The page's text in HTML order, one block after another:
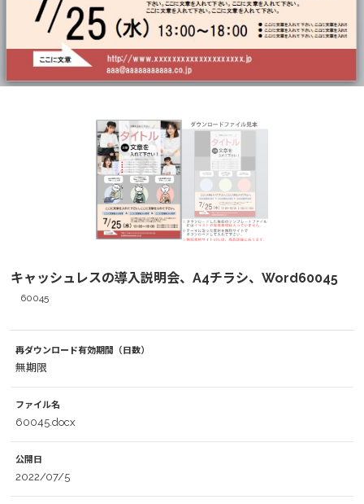
キャッシュレスの導入説明会、A4チラシ、Word60045
60045
再ダウンロード有効期間（日数）
無期限
ファイル名
60045.docx
公開日
2022/07/5